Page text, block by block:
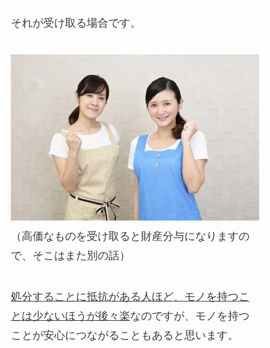
それが受け取る場合です。
（高価なものを受け取ると財産分与になりますの
で、そこはまた別の話）
処分することに抵抗がある人ほど、モノを持つこ
とは少ないほうが後々楽なのですが、モノを持つ
ことが安心につながることもあると思います。